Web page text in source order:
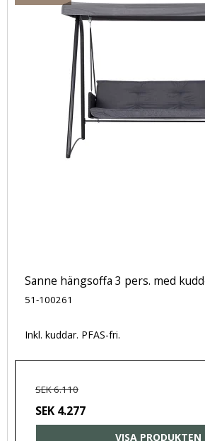
Sanne hängsoffa 3 pers. med
51-100261
Inkl. kuddar. PFAS-fri.
SEK 6.110
SEK 4.277
VISA PRODUKTEN